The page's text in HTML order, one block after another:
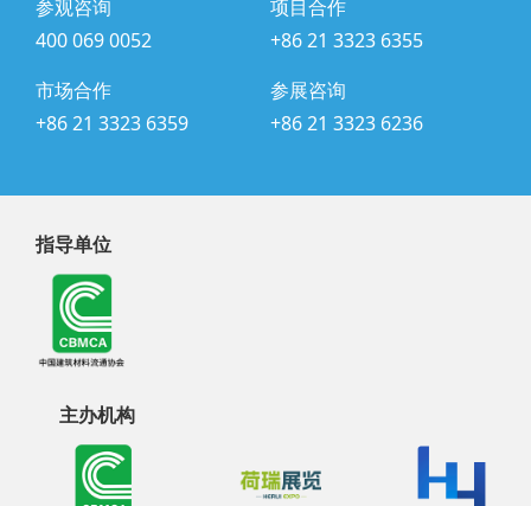
参观咨询
400 069 0052
项目合作
+86 21 3323 6355
市场合作
+86 21 3323 6359
参展咨询
+86 21 3323 6236
指导单位
主办机构